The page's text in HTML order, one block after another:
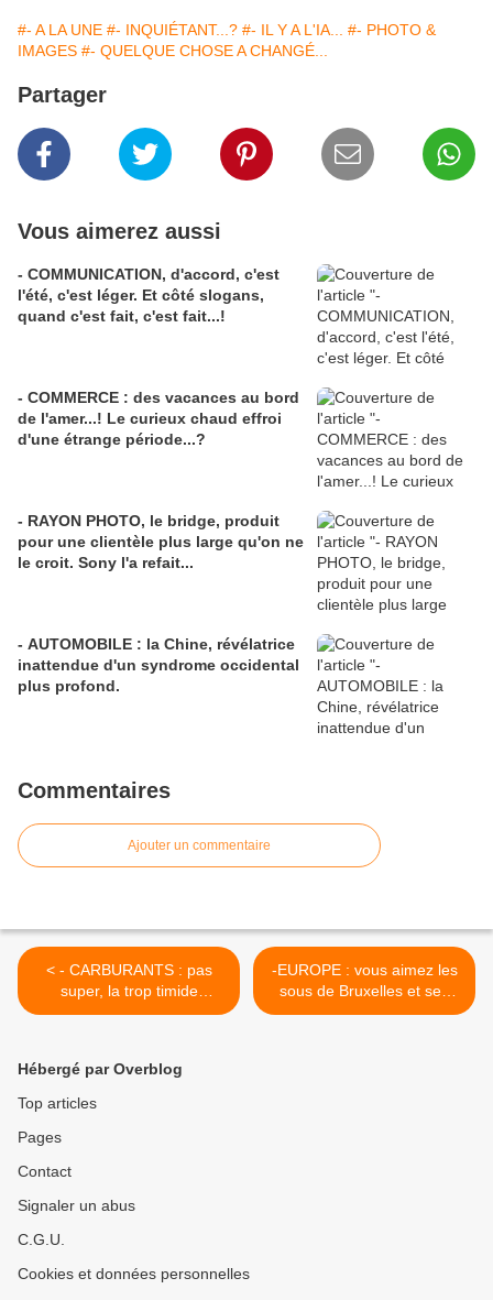
#- A LA UNE #- INQUIÉTANT...? #- IL Y A L'IA...
#- PHOTO &
IMAGES #- QUELQUE CHOSE A CHANGÉ...
Partager
Vous aimerez aussi
- COMMUNICATION, d'accord, c'est
l'été, c'est léger. Et côté slogans,
quand c'est fait, c'est fait...!
- COMMERCE : des vacances au bord
de l'amer...! Le curieux chaud effroi
d'une étrange période...?
- RAYON PHOTO, le bridge, produit
pour une clientèle plus large qu'on ne
le croit. Sony l'a refait...
- AUTOMOBILE : la Chine, révélatrice
inattendue d'un syndrome occidental
plus profond.
Commentaires
Ajouter un commentaire
< - CARBURANTS : pas
super, la trop timide
réaction aux évolutions du
-EUROPE : vous aimez les
sous de Bruxelles et ses
"sous entendus...?" Qui
Hébergé par Overblog
Top articles
Pages
Contact
Signaler un abus
C.G.U.
Cookies et données personnelles